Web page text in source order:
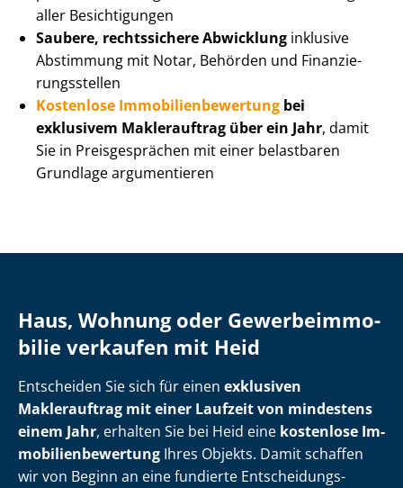
aller Besichtigungen
Saubere, rechtssichere Abwicklung inklusive
Abstimmung mit Notar, Behörden und Fi­nan­zie­
rungs­stel­len
Kostenlose Im­mo­bi­li­en­be­wer­tung bei
exklusivem Maklerauftrag über ein Jahr, damit
Sie in Preisgesprächen mit einer belastbaren
Grundlage argumentieren
Haus, Wohnung oder Ge­wer­be­im­mo­
bi­lie verkaufen mit Heid
Entscheiden Sie sich für einen exklusiven
Maklerauftrag mit einer Laufzeit von mindestens
einem Jahr, erhalten Sie bei Heid eine kostenlose Im­
mo­bi­li­en­be­wer­tung Ihres Objekts. Damit schaffen
wir von Beginn an eine fundierte Ent­schei­dungs­